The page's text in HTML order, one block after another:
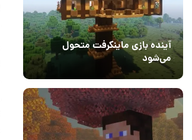
آینده بازی ماینکرفت متحول
می‌شود